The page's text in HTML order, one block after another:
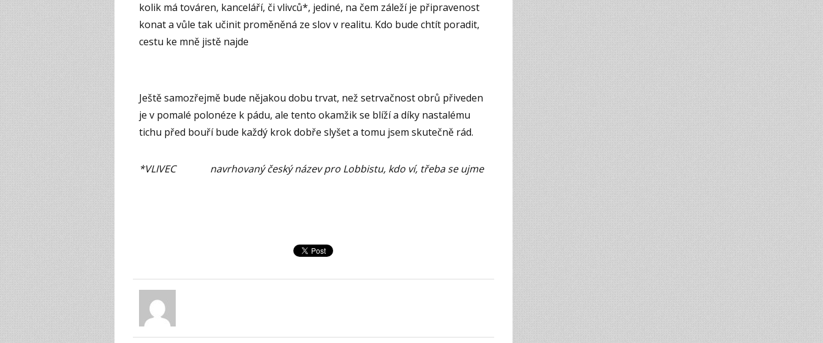
kolik má továren, kanceláří, či vlivců*, jediné, na čem záleží je připravenost
konat a vůle tak učinit proměněná ze slov v realitu. Kdo bude chtít poradit,
cestu ke mně jistě najde
Ještě samozřejmě bude nějakou dobu trvat, než setrvačnost obrů přiveden
je v pomalé polonéze k pádu, ale tento okamžik se blíží a díky nastalému
tichu před bouří bude každý krok dobře slyšet a tomu jsem skutečně rád.
*VLIVEC navrhovaný český název pro Lobbistu, kdo ví, třeba se ujme